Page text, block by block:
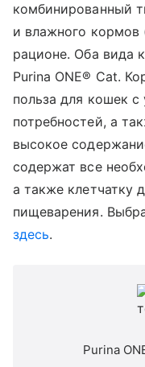
комбинированный
и влажного кормов
рационе. Оба вида
Purina ONE® Cat.
польза для кошек
потребностей, а
высокое
содержат все
а также клетчатку
пищеварения.
здесь.
Purina